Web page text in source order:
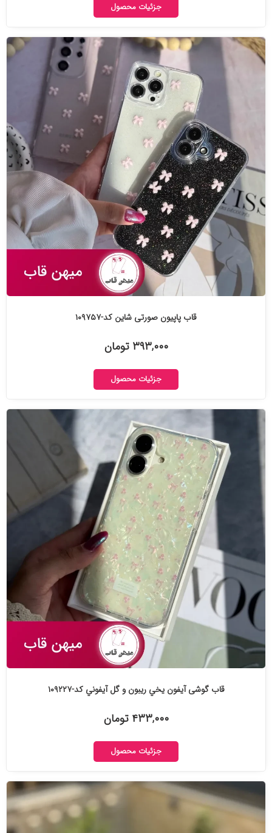
جزئیات محصول
قاب پاپیون صورتی شاین کد-۱۰۹۷۵۷
۳۹۳,۰۰۰ تومان
جزئیات محصول
قاب گوشی آیفون يخي ريبون و گل آيفوني کد-۱۰۹۲۲۷
۴۳۳,۰۰۰ تومان
جزئیات محصول